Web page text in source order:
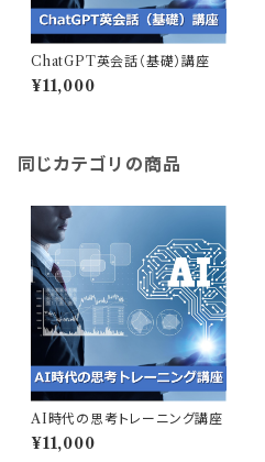
ChatGPT英会話（基礎）講座
¥11,000
同じカテゴリの商品
AI時代の思考トレーニング講座
¥11,000